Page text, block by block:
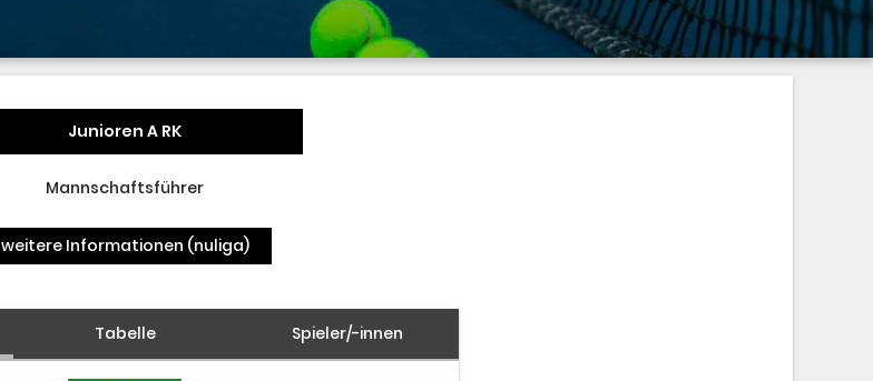
Junioren A RK
Mannschaftsführer
weitere Informationen (nuliga)
Tabelle Spieler/-innen